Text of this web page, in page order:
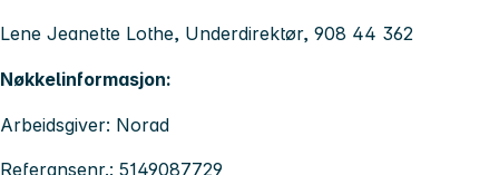
Lene Jeanette Lothe, Underdirektør, 908 44 362
Nøkkelinformasjon:
Arbeidsgiver: Norad
Referansenr.: 5149087729